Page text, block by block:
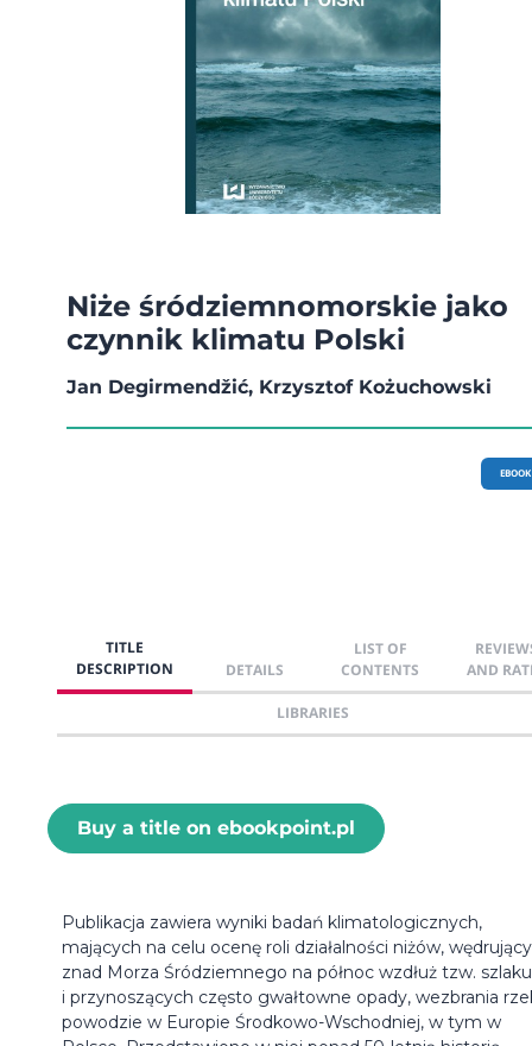
Niże śródziemnomorskie jako
czynnik klimatu Polski
Jan Degirmendžić, Krzysztof Kożuchowski
EBOOK
TITLE
DESCRIPTION
DETAILS
LIST OF
CONTENTS
AND
LIBRARIES
Buy a title on ebookpoint.pl
Publikacja zawiera wyniki badań klimatologicznych,
mających na celu ocenę roli działalności niżów,
znad Morza Śródziemnego na północ wzdłuż tzw.
i przynoszących często gwałtowne opady, wezbrania
powodzie w Europie Środkowo-Wschodniej, w tym w